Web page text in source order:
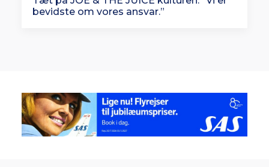
bevidste om vores ansvar.”